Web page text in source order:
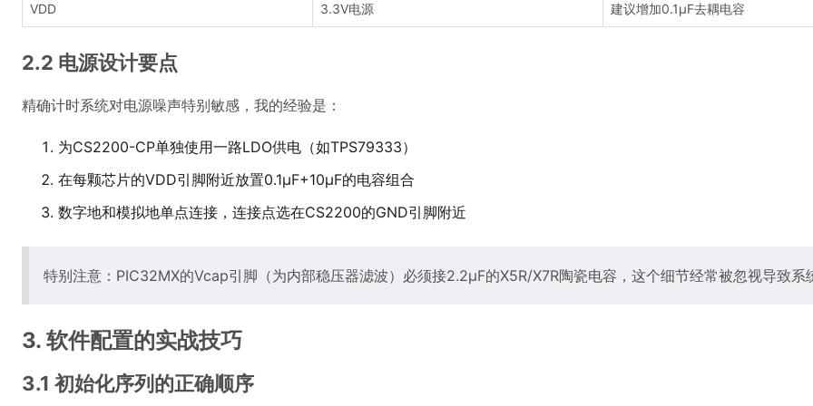
VDD 3.3V电源 建议增加0.1μF去耦电容
2.2 电源设计要点
精确计时系统对电源噪声特别敏感，我的经验是：
为CS2200-CP单独使用一路LDO供电（如TPS79333）
在每颗芯片的VDD引脚附近放置0.1μF+10μF的电容组合
数字地和模拟地单点连接，连接点选在CS2200的GND引脚附近
特别注意：PIC32MX的Vcap引脚（为内部稳压器滤波）必须接2.2μF的X5R/X7R陶瓷电容，这个细节经常被忽视导致系
3. 软件配置的实战技巧
3.1 初始化序列的正确顺序